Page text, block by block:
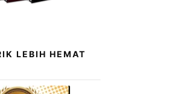
LEBIH HEMAT